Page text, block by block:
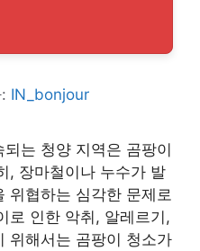
IN_bonjour
는 청양 지역은 곰팡이
, 장마철이나 누수가 발
위협하는 심각한 문제로
로 인한 악취, 알레르기,
위해서는 곰팡이 청소가